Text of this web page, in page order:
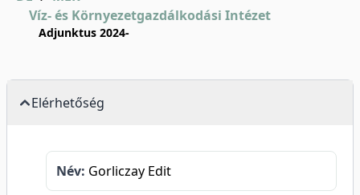
Víz- és Környezetgazdálkodási Intézet
Adjunktus 2024-
Elérhetőség
Név: Gorliczay Edit